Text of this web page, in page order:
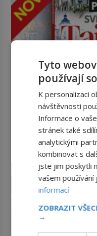
ZAJÍMAVOSTI
Jak
Tyto
používají
K personalizaci
návštěvnosti
Informace o
stránek také
analytickými
kombinovat s
jste jim poskytli
vašem
informací
ZOBRAZIT
→